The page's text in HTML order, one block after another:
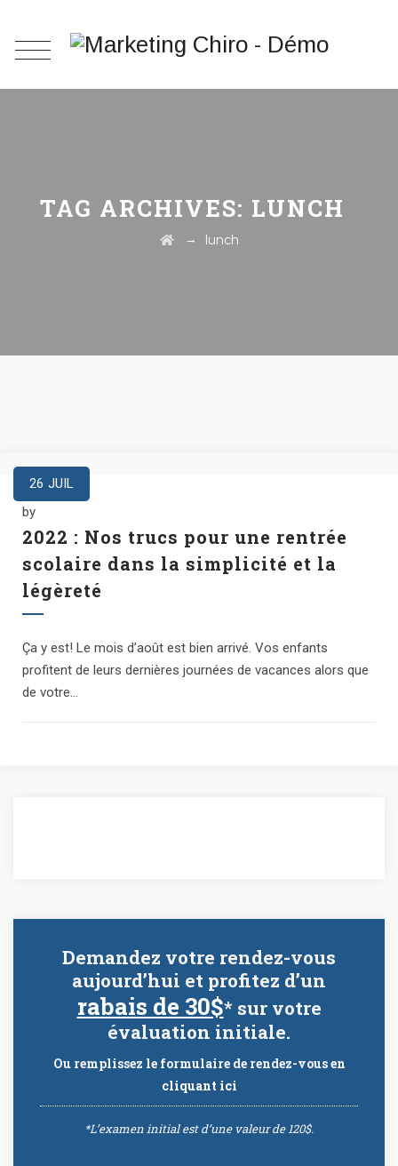
TAG ARCHIVES: LUNCH
→ lunch
26 JUIL
by
2022 : Nos trucs pour une rentrée
scolaire dans la simplicité et la
légèreté
Ça y est! Le mois d’août est bien arrivé. Vos enfants
profitent de leurs dernières journées de vacances alors que
de votre...
Demandez votre rendez-vous
aujourd’hui et profitez d’un
rabais de 30$* sur votre
évaluation initiale.
Ou remplissez le formulaire de rendez-vousen
cliquant ici
*L’examen initial est d’une valeur de 120$.